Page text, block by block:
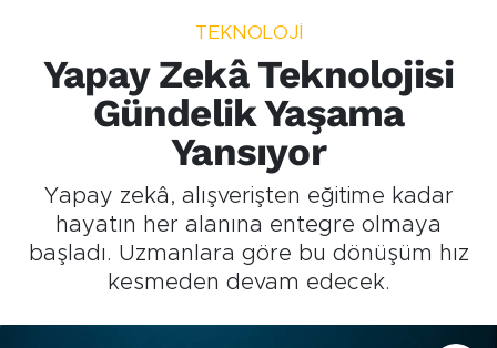
TEKNOLOJİ
Yapay Zekâ Teknolojisi
Gündelik Yaşama
Yansıyor
Yapay zekâ, alışverişten eğitime kadar
hayatın her alanına entegre olmaya
başladı. Uzmanlara göre bu dönüşüm hız
kesmeden devam edecek.